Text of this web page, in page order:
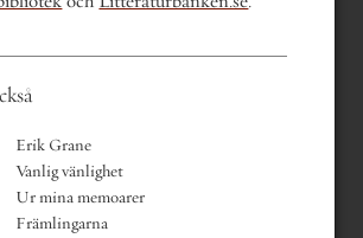
Erik Grane
Vanlig vänlighet
Ur mina memoarer
Främlingarna
texter